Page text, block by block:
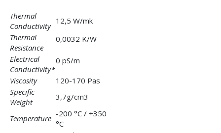
Thermal
Conductivity
12,5 W/mk
Thermal
Resistance
0,0032 K/W
Electrical
Conductivity*
0 pS/m
Viscosity
120-170 Pas
Specific
Weight
3,7g/cm3
Temperature -200 °C / +350
°C